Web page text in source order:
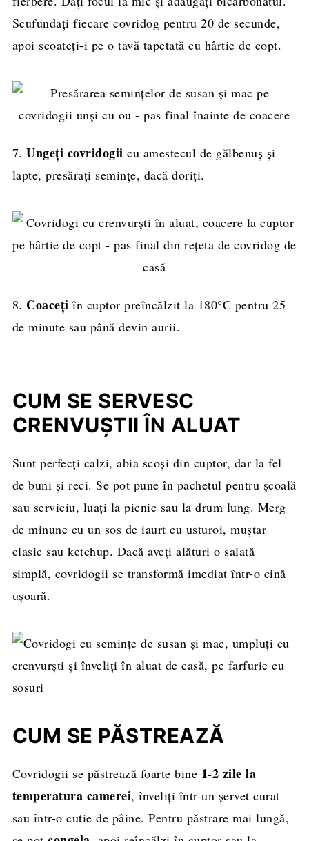
Scufundați fiecare covridog pentru 20 de secunde,
apoi scoateți-i pe o tavă tapetată cu hârtie de copt.
7.Ungeți covridogii cu amestecul de gălbenuș și
lapte, presărați semințe, dacă doriți.
8. Coaceți în cuptor preîncălzit la 180°C pentru 25
de minute sau până devin aurii.
CUM SE SERVESC
CRENVUȘTII ÎN ALUAT
Sunt perfecți calzi, abia scoși din cuptor, dar la fel
de buni și reci. Se pot pune în pachetul pentru școală
sau serviciu, luați la picnic sau la drum lung. Merg
de minune cu un sos de iaurt cu usturoi, muștar
clasic sau ketchup. Dacă aveți alături o salată
simplă, covridogii se transformă imediat într-o cină
ușoară.
CUM SE PĂSTREAZĂ
Covridogii se păstrează foarte bine 1-2 zile la
temperatura camerei, înveliți într-un șervet curat
sau într-o cutie de pâine. Pentru păstrare mai lungă,